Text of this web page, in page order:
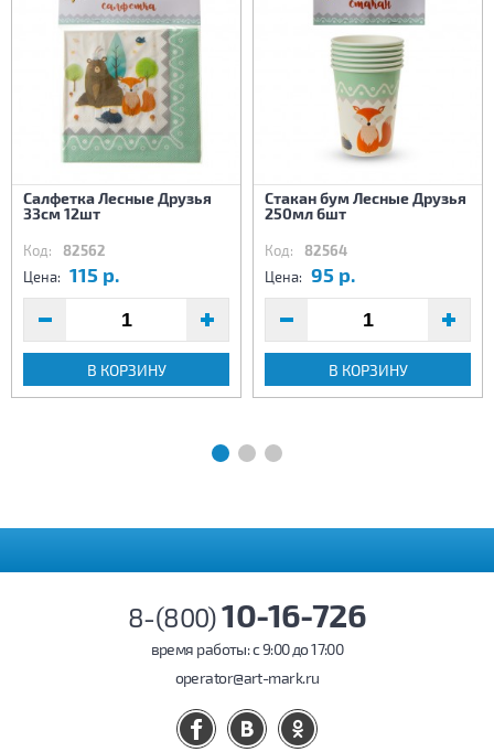
Салфетка Лесные Друзья
33см 12шт
Код: 82562
Цена: 115 р.
В КОРЗИНУ
Стакан бум Лесные Друзья
250мл 6шт
Код: 82564
Цена: 95 р.
В КОРЗИНУ
8-(800)10-16-726
время работы: c 9:00 до 17:00
operator@art-mark.ru